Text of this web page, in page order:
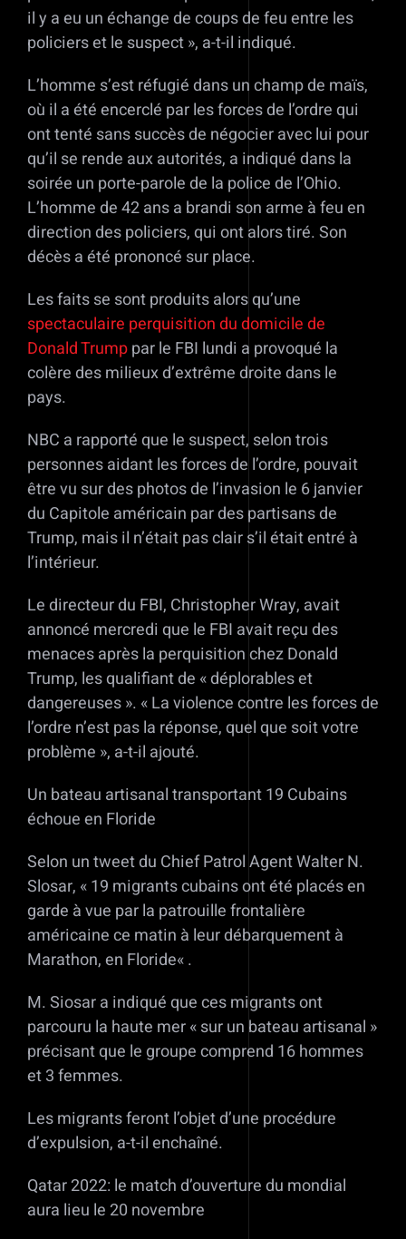
il y a eu un échange de coups de feu entre les
policiers et le suspect », a-t-il indiqué.
L’homme s’est réfugié dans un champ de maïs,
où il a été encerclé par les forces de l’ordre qui
ont tenté sans succès de négocier avec lui pour
qu’il se rende aux autorités, a indiqué dans la
soirée un porte-parole de la police de l’Ohio.
L’homme de 42 ans a brandi son arme à feu en
direction des policiers, qui ont alors tiré. Son
décès a été prononcé sur place.
Les faits se sont produits alors qu’une
spectaculaire perquisition du domicile de
Donald Trumppar le FBI lundi a provoqué la
colère des milieux d’extrême droite dans le
pays.
NBC a rapporté que le suspect, selon trois
personnes aidant les forces de l’ordre, pouvait
être vu sur des photos de l’invasion le 6 janvier
du Capitole américain par des partisans de
Trump, mais il n’était pas clair s’il était entré à
l’intérieur.
Le directeur du FBI, Christopher Wray, avait
annoncé mercredi que le FBI avait reçu des
menaces après la perquisition chez Donald
Trump, les qualifiant de « déplorables et
dangereuses ». « La violence contre les forces de
l’ordre n’est pas la réponse, quel que soit votre
problème », a-t-il ajouté.
Un bateau artisanal transportant 19 Cubains
échoue en Floride
Selon un tweet du Chief Patrol Agent Walter N.
Slosar, « 19 migrants cubains ont été placés en
garde à vue par la patrouille frontalière
américaine ce matin à leur débarquement à
Marathon, en Floride« .
M. Siosar a indiqué que ces migrants ont
parcouru la haute mer « sur un bateau artisanal »
précisant que le groupe comprend 16 hommes
et 3 femmes.
Les migrants feront l’objet d’une procédure
d’expulsion, a-t-il enchaîné.
Qatar 2022: le match d’ouverture du mondial
aura lieu le 20 novembre